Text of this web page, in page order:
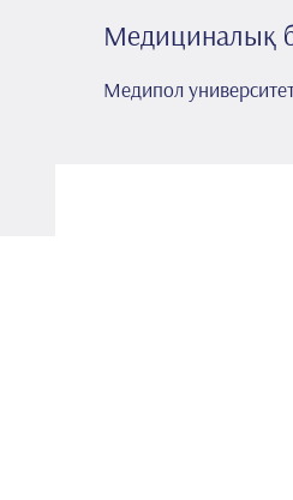
Медициналық
Медипол